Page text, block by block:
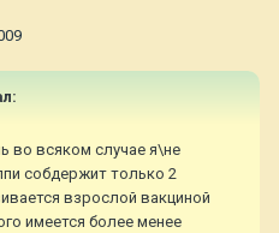
во всяком случае я\не
собдержит только 2
взрослой вакциной
имеется более менее